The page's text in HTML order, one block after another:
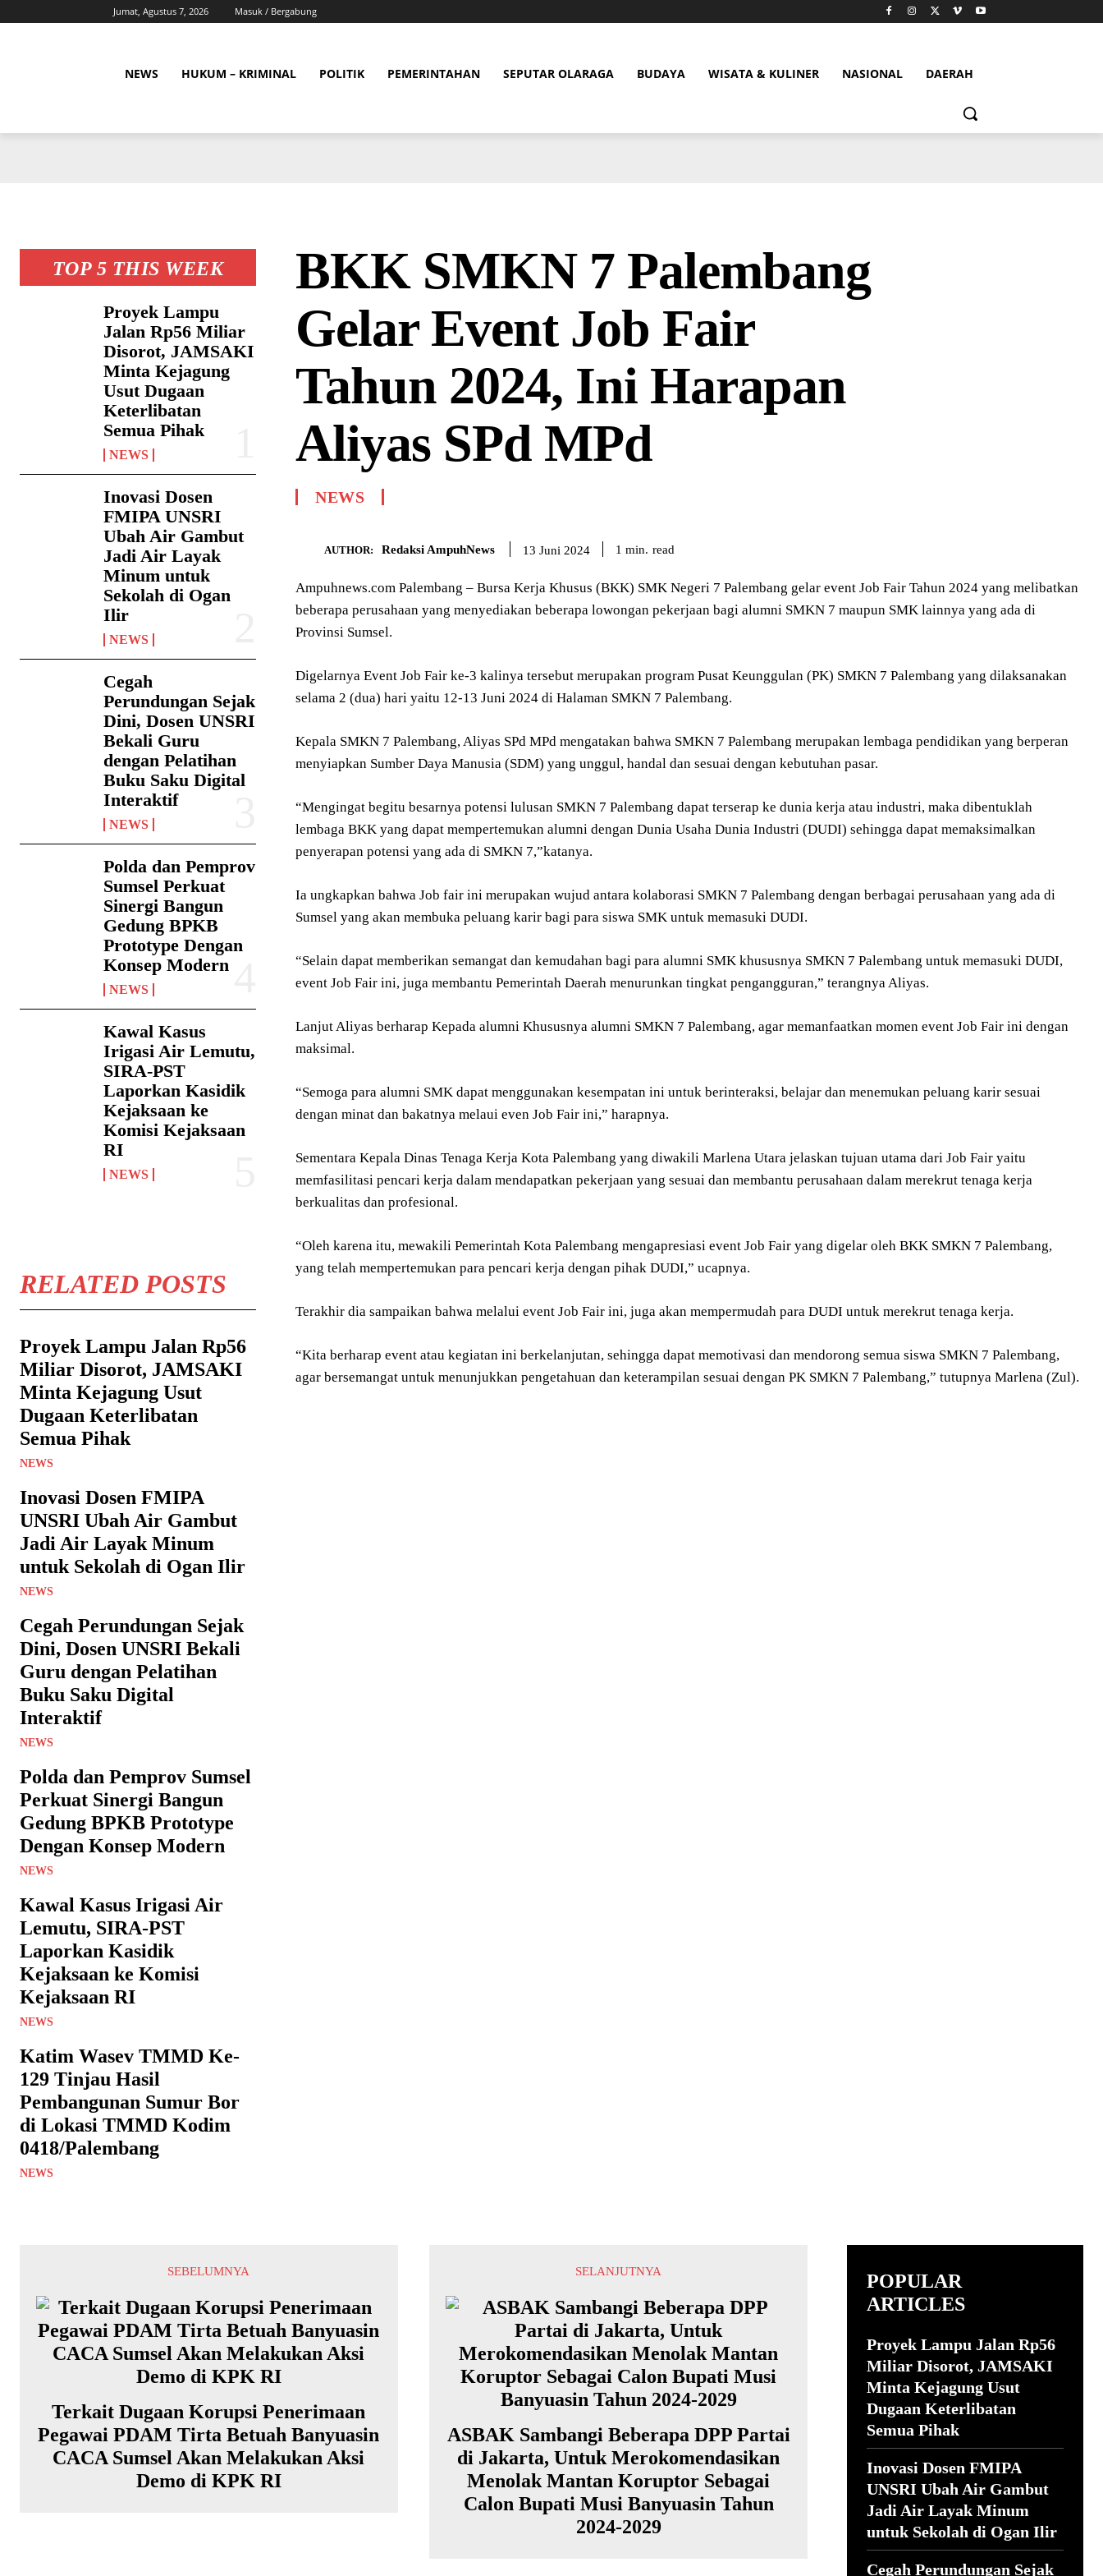
Jumat, Agustus 7, 2026 Masuk / Bergabung
NEWS HUKUM – KRIMINAL POLITIK PEMERINTAHAN SEPUTAR OLARAGA BUDAYA WISATA & KULINER NASIONAL DAERAH
TOP 5 THIS WEEK
Proyek Lampu
Jalan Rp56 Miliar
Disorot, JAMSAKI
Minta Kejagung
Usut Dugaan
Keterlibatan
Semua Pihak
NEWS
Inovasi Dosen
FMIPA UNSRI
Ubah Air Gambut
Jadi Air Layak
Minum untuk
Sekolah di Ogan
Ilir
NEWS
Cegah
Perundungan Sejak
Dini, Dosen UNSRI
Bekali Guru
dengan Pelatihan
Buku Saku Digital
Interaktif
NEWS
Polda dan Pemprov
Sumsel Perkuat
Sinergi Bangun
Gedung BPKB
Prototype Dengan
Konsep Modern
NEWS
Kawal Kasus
Irigasi Air Lemutu,
SIRA-PST
Laporkan Kasidik
Kejaksaan ke
Komisi Kejaksaan
RI
NEWS
RELATED POSTS
Proyek Lampu Jalan Rp56
Miliar Disorot, JAMSAKI
Minta Kejagung Usut
Dugaan Keterlibatan
Semua Pihak
NEWS
Inovasi Dosen FMIPA
UNSRI Ubah Air Gambut
Jadi Air Layak Minum
untuk Sekolah di Ogan Ilir
NEWS
Cegah Perundungan Sejak
Dini, Dosen UNSRI Bekali
Guru dengan Pelatihan
Buku Saku Digital
Interaktif
NEWS
Polda dan Pemprov Sumsel
Perkuat Sinergi Bangun
Gedung BPKB Prototype
Dengan Konsep Modern
NEWS
Kawal Kasus Irigasi Air
Lemutu, SIRA-PST
Laporkan Kasidik
Kejaksaan ke Komisi
Kejaksaan RI
NEWS
Katim Wasev TMMD Ke-
129 Tinjau Hasil
Pembangunan Sumur Bor
di Lokasi TMMD Kodim
0418/Palembang
NEWS
BKK SMKN 7 Palembang
Gelar Event Job Fair
Tahun 2024, Ini Harapan
Aliyas SPd MPd
NEWS
AUTHOR: Redaksi AmpuhNews 13 Juni 2024 1 min. read
Ampuhnews.com Palembang – Bursa Kerja Khusus (BKK) SMK Negeri 7 Palembang gelar event Job Fair Tahun 2024 yang melibatkan
beberapa perusahaan yang menyediakan beberapa lowongan pekerjaan bagi alumni SMKN 7 maupun SMK lainnya yang ada di
Provinsi Sumsel.
Digelarnya Event Job Fair ke-3 kalinya tersebut merupakan program Pusat Keunggulan (PK) SMKN 7 Palembang yang dilaksanakan
selama 2 (dua) hari yaitu 12-13 Juni 2024 di Halaman SMKN 7 Palembang.
Kepala SMKN 7 Palembang, Aliyas SPd MPd mengatakan bahwa SMKN 7 Palembang merupakan lembaga pendidikan yang berperan
menyiapkan Sumber Daya Manusia (SDM) yang unggul, handal dan sesuai dengan kebutuhan pasar.
“Mengingat begitu besarnya potensi lulusan SMKN 7 Palembang dapat terserap ke dunia kerja atau industri, maka dibentuklah
lembaga BKK yang dapat mempertemukan alumni dengan Dunia Usaha Dunia Industri (DUDI) sehingga dapat memaksimalkan
penyerapan potensi yang ada di SMKN 7,”katanya.
Ia ungkapkan bahwa Job fair ini merupakan wujud antara kolaborasi SMKN 7 Palembang dengan berbagai perusahaan yang ada di
Sumsel yang akan membuka peluang karir bagi para siswa SMK untuk memasuki DUDI.
“Selain dapat memberikan semangat dan kemudahan bagi para alumni SMK khususnya SMKN 7 Palembang untuk memasuki DUDI,
event Job Fair ini, juga membantu Pemerintah Daerah menurunkan tingkat pengangguran,” terangnya Aliyas.
Lanjut Aliyas berharap Kepada alumni Khususnya alumni SMKN 7 Palembang, agar memanfaatkan momen event Job Fair ini dengan
maksimal.
“Semoga para alumni SMK dapat menggunakan kesempatan ini untuk berinteraksi, belajar dan menemukan peluang karir sesuai
dengan minat dan bakatnya melaui even Job Fair ini,” harapnya.
Sementara Kepala Dinas Tenaga Kerja Kota Palembang yang diwakili Marlena Utara jelaskan tujuan utama dari Job Fair yaitu
memfasilitasi pencari kerja dalam mendapatkan pekerjaan yang sesuai dan membantu perusahaan dalam merekrut tenaga kerja
berkualitas dan profesional.
“Oleh karena itu, mewakili Pemerintah Kota Palembang mengapresiasi event Job Fair yang digelar oleh BKK SMKN 7 Palembang,
yang telah mempertemukan para pencari kerja dengan pihak DUDI,” ucapnya.
Terakhir dia sampaikan bahwa melalui event Job Fair ini, juga akan mempermudah para DUDI untuk merekrut tenaga kerja.
“Kita berharap event atau kegiatan ini berkelanjutan, sehingga dapat memotivasi dan mendorong semua siswa SMKN 7 Palembang,
agar bersemangat untuk menunjukkan pengetahuan dan keterampilan sesuai dengan PK SMKN 7 Palembang,” tutupnya Marlena (Zul).
SEBELUMNYA
Terkait Dugaan Korupsi Penerimaan
Pegawai PDAM Tirta Betuah Banyuasin
CACA Sumsel Akan Melakukan Aksi
Demo di KPK RI
SELANJUTNYA
ASBAK Sambangi Beberapa DPP Partai
di Jakarta, Untuk Merokomendasikan
Menolak Mantan Koruptor Sebagai
Calon Bupati Musi Banyuasin Tahun
2024-2029
POPULAR
ARTICLES
Proyek Lampu Jalan Rp56
Miliar Disorot, JAMSAKI
Minta Kejagung Usut
Dugaan Keterlibatan
Semua Pihak
Inovasi Dosen FMIPA
UNSRI Ubah Air Gambut
Jadi Air Layak Minum
untuk Sekolah di Ogan Ilir
Cegah Perundungan Sejak